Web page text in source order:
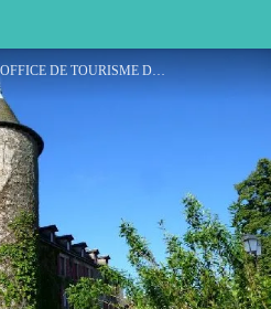
Château des évêques - OFFICE DE TOURISME DE SALLES CURAN - PARELOUP